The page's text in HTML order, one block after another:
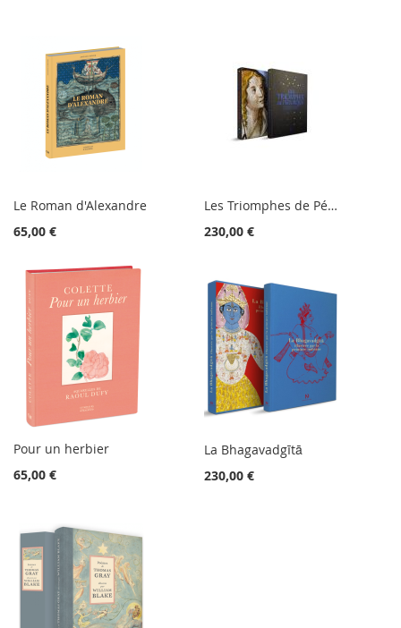
Le Roman d'Alexandre
65,00 €
Les Triomphes de Pétrarque
230,00 €
Pour un herbier
65,00 €
La Bhagavadgītā
230,00 €